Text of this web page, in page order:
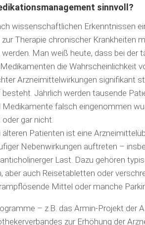
sinnvoll?
wissenschaftlichen Erkennt­nissen
The­rapie chronischer Krankheiten
Man weiß heute, dass bei der
die Wahrscheinlichkeit
Arzneimittelwirkungen signifikant
besteht. Jährlich werden tausende
Medi­ka­mente falsch eingenommen
gar nicht.
älteren Patienten ist eine
Neben­wir­kungen auftreten –
Last. Dazu gehören
aber auch Reisetab­let­ten oder
Mittel oder manche
– z.B. das Armin-Projekt der
zur Erhöhung der